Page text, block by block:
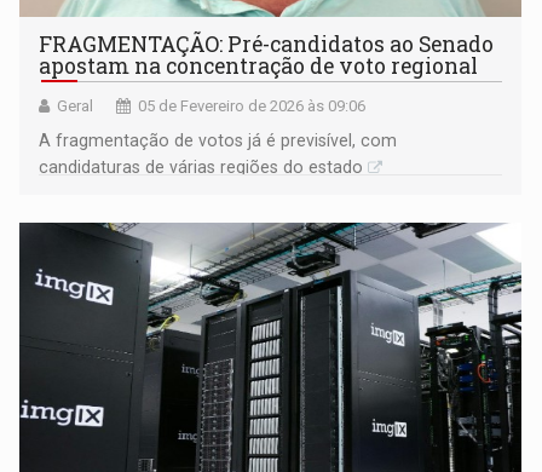
FRAGMENTAÇÃO: Pré-candidatos ao Senado
apostam na concentração de voto regional
Geral 05 de Fevereiro de 2026 às 09:06
A fragmentação de votos já é previsível, com
candidaturas de várias regiões do estado